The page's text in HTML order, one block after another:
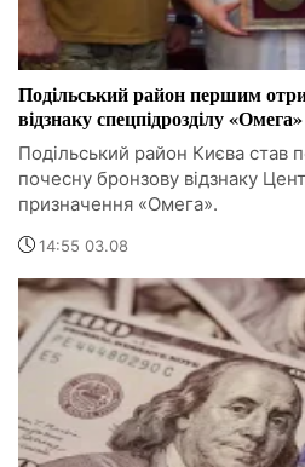
Подільський район першим
відзнаку спецпідрозділу «Омега»
Подільський район Києва став
почесну бронзову відзнаку
призначення «Омега».
14:55 03.08